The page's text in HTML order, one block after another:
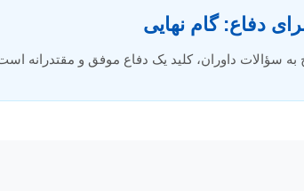
دفاع: گام نهایی
به سؤالات داوران، کلید یک دفاع موفق و مقتدرانه